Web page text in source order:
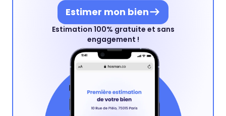
Estimer mon bien
Estimation 100% gratuite et sans
engagement !